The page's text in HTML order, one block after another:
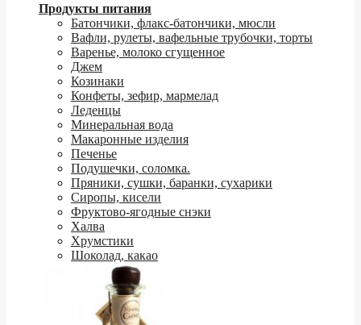
Продукты питания
Батончики, флакс-батончики, мюсли
Вафли, рулеты, вафельные трубочки, торты
Варенье, молоко сгущенное
Джем
Козинаки
Конфеты, зефир, мармелад
Леденцы
Минеральная вода
Макаронные изделия
Печенье
Подушечки, соломка.
Пряники, сушки, баранки, сухарики
Сиропы, кисели
Фруктово-ягодные снэки
Халва
Хрумстики
Шоколад, какао